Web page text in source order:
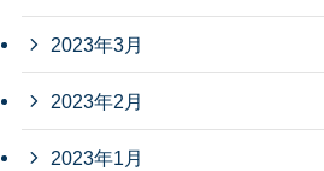
2023年3月
2023年2月
2023年1月